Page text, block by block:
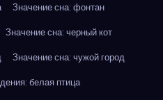
Значение сна: фонтан
Значение сна: черный кот
Значение сна: чужой город
белая птица